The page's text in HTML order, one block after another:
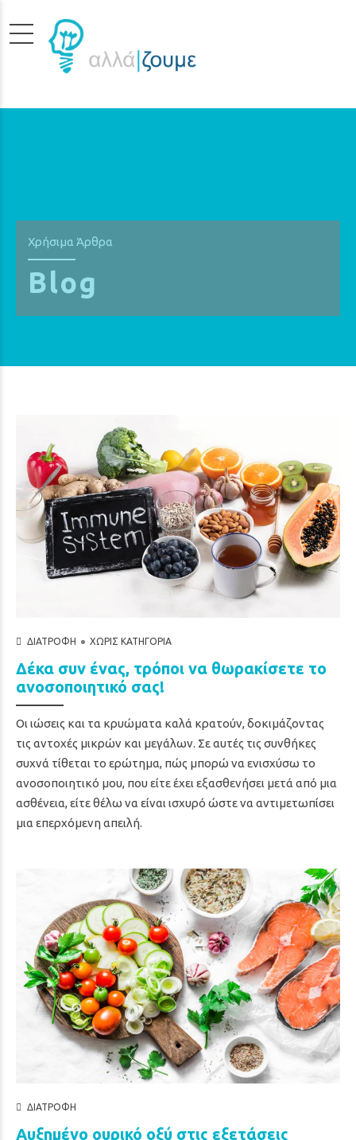
Χρήσιμα Άρθρα
Blog
ΔΙΑΤΡΟΦΉ ΧΩΡΊΣ ΚΑΤΗΓΟΡΊΑ
Δέκα συν ένας, τρόποι να θωρακίσετε το
ανοσοποιητικό σας!
Οι ιώσεις και τα κρυώματα καλά κρατούν, δοκιμάζοντας
τις αντοχές μικρών και μεγάλων. Σε αυτές τις συνθήκες
συχνά τίθεται το ερώτημα, πώς μπορώ να ενισχύσω το
ανοσοποιητικό μου, που είτε έχει εξασθενήσει μετά από μια
ασθένεια, είτε θέλω να είναι ισχυρό ώστε να αντιμετωπίσει
μια επερχόμενη απειλή.
ΔΙΑΤΡΟΦΉ
Αυξημένο ουρικό οξύ στις εξετάσεις